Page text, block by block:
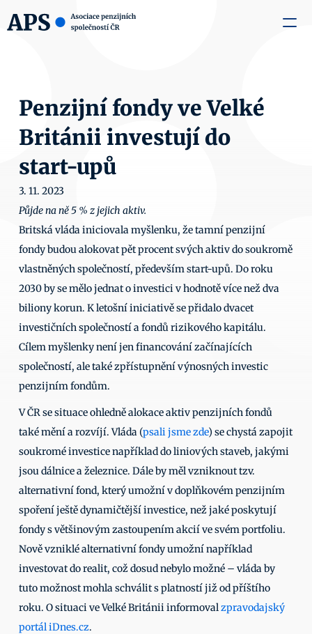
Penzijní fondy ve Velké
Británii investují do
start-upů
3. 11. 2023
Půjde na ně 5 % z jejich aktiv.
Britská vláda iniciovala myšlenku, že tamní penzijní
fondy budou alokovat pět procent svých aktiv do soukromě
vlastněných společností, především start-upů. Do roku
2030 by se mělo jednat o investici v hodnotě více než dva
biliony korun. K letošní iniciativě se přidalo dvacet
investičních společností a fondů rizikového kapitálu.
Cílem myšlenky není jen financování začínajících
společností, ale také zpřístupnění výnosných investic
penzijním fondům.
V ČR se situace ohledně alokace aktiv penzijních fondů
také mění a rozvíjí. Vláda (psali jsme zde) se chystá zapojit
soukromé investice například do liniových staveb, jakými
jsou dálnice a železnice. Dále by měl vzniknout tzv.
alternativní fond, který umožní v doplňkovém penzijním
spoření ještě dynamičtější investice, než jaké poskytují
fondy s většinovým zastoupením akcií ve svém portfoliu.
Nově vzniklé alternativní fondy umožní například
investovat do realit, což dosud nebylo možné – vláda by
tuto možnost mohla schválit s platností již od příštího
roku. O situaci ve Velké Británii informoval zpravodajský
portál iDnes.cz.